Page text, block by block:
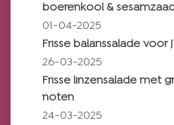
boerenkool &
01-04-2025
Frisse balanssalade
26-03-2025
Frisse linzensalade met
noten
24-03-2025